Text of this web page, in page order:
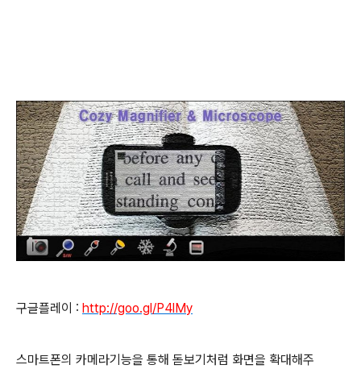
구글플레이 : http://goo.gl/P4lMy
스마트폰의 카메라기능을 통해 돋보기처럼 화면을 확대해주